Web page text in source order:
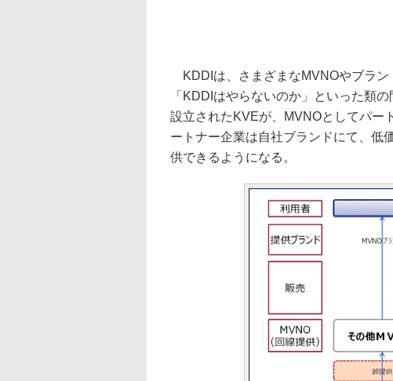
KDDIは、さまざまなMVNOやブラン
「KDDIはやらないのか」といった類
設立されたKVEが、MVNOとしてパー
ートナー企業は自社ブランドにて、低
供できるようになる。